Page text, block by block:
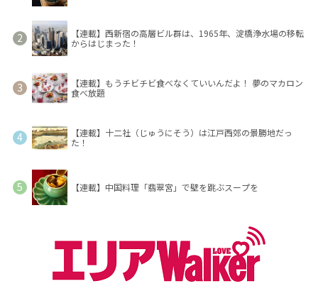
【連載】西新宿の高層ビル群は、1965年、淀橋浄水場の移転
からはじまった！
【連載】もうチビチビ食べなくていいんだよ！ 夢のマカロン
食べ放題
【連載】十二社（じゅうにそう）は江戸西郊の景勝地だっ
た！
【連載】中国料理「翡翠宮」で壁を跳ぶスープを